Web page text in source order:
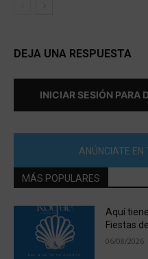
DEJA UNA RESPUESTA
INICIAR SESIÓN PARA
ANÚNCIATE EN
MÁS POPULARES
Aquí
Fiestas
06/08/2026